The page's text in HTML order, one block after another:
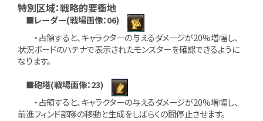
特別区域：戦略的要衝地
■レーダー(戦場画像：06)
・占領すると、キャラクターの与えるダメージが20%増幅し、
状況ボードのハテナで表示されたモンスターを確認できるように
なります。
■砲塔(戦場画像：23)
・占領すると、キャラクターの与えるダメージが20%増幅し、
前進フィンド部隊の移動と生成をしばらくの間停止させます。